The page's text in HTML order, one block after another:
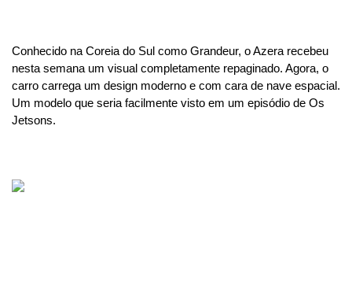
Conhecido na Coreia do Sul como Grandeur, o Azera recebeu
nesta semana um visual completamente repaginado. Agora, o
carro carrega um design moderno e com cara de nave espacial.
Um modelo que seria facilmente visto em um episódio de Os
Jetsons.